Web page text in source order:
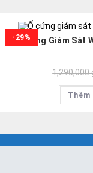
-29%
Ổ Cứng Giám Sát
1,290,000
Thêm